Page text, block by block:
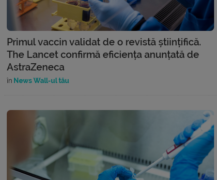
Primul vaccin validat de o revistă științifică.
The Lancet confirmă eficiența anunțată de
AstraZeneca
în News Wall-ul tău